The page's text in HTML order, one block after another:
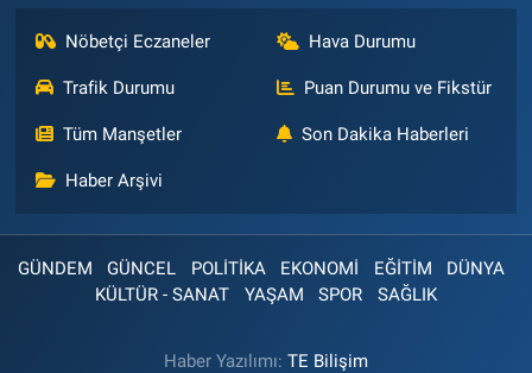
Nöbetçi Eczaneler Hava Durumu
Trafik Durumu Puan Durumu ve Fikstür
Tüm Manşetler Son Dakika Haberleri
Haber Arşivi
GÜNDEM GÜNCEL POLİTİKA EKONOMİ EĞİTİM
DÜNYA
KÜLTÜR - SANAT
YAŞAM SPOR SAĞLIK
Haber Yazılımı: TE Bilişim